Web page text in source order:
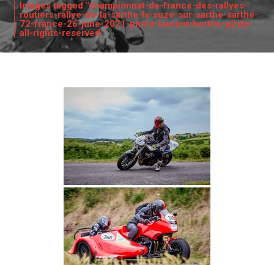
Images tagged "championnat-de-france-des-rallyes-
routiers-rallye-de-la-sarthe-la-suze-sur-sarthe-sarthe-
72-france-26-june-2021-photo-laurent-berthe-g2stp-
all-rights-reserved"